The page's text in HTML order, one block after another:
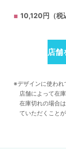
10,120円（税
店舗
デザインに使われ
店舗によって在
在庫切れの場合
ていただくこと